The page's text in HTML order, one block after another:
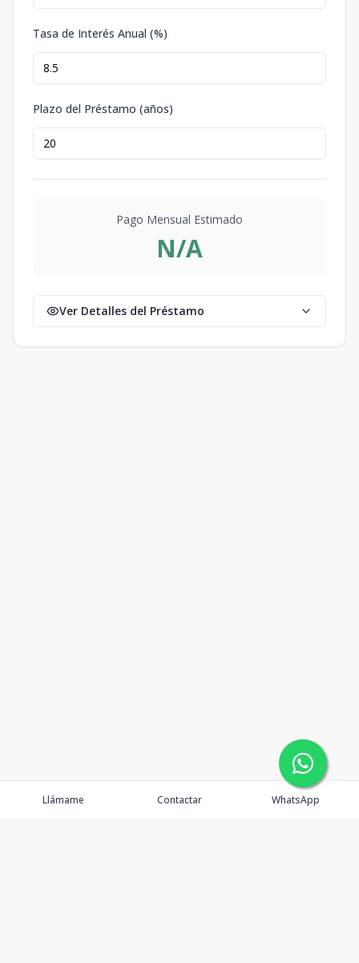
Tasa de Interés Anual (%)
Plazo del Préstamo (años)
Pago Mensual Estimado
N/A
Ver Detalles del Préstamo
Llámame Contactar WhatsApp